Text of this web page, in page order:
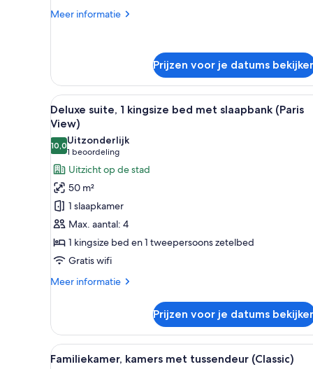
Meer informatie
Meer
2
eenpersoonsbedden
Prijzen voor je datums
Alle
foto's
voor
Deluxe
suite,
1
kingsize
bed
met
slaapbank
(Paris
View)
Een moderne hotelkamer
7
Deluxe suite, 1 kingsize bed met slaapbank (Paris
View)
10,010,0 van 10
Uitzonderlijk
1 beoordeling
(1
beoordeling)
Uitzicht op de stad
50 m²
1 slaapkamer
Max. aantal: 4
1 kingsize bed en 1 tweepersoons zetelbed
Gratis wifi
Meer informatie
Meer
suite,
kingsize
Prijzen voor je datums
Alle
Een hotelkamer met twee
7
Familiekamer, kamers met tussendeur (Classic)